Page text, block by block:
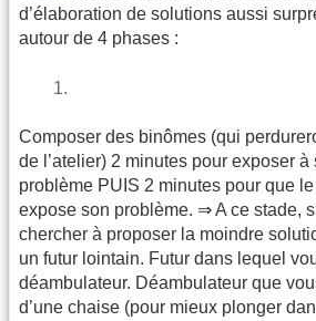
d’élaboration de solutions aussi
autour de 4 phases :
Composer des binômes (qui
de l’atelier) 2 minutes pour exposer
problème PUIS 2 minutes pour que
expose son problème. ⇒ A ce stade,
chercher à proposer la moindre
un futur lointain. Futur dans lequel
déambulateur. Déambulateur que
d’une chaise (pour mieux plonger